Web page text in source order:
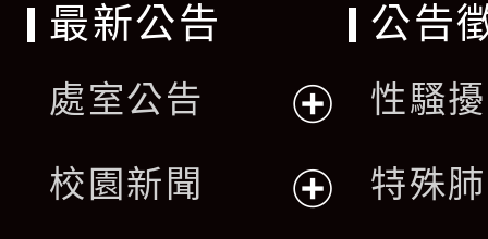
最新公告
處室公告
開
校園新聞
公告
性騷
特殊